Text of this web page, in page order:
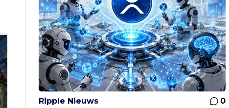
Ripple Nieuws
0